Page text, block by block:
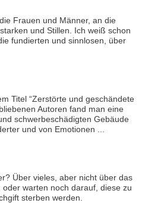
Frauen und Männer, an die
und Stillen. Ich weiß schon
fundierten und sinnlosen, über
Titel “Zerstörte und geschändete
Autoren fand man eine
schwerbeschädigten Gebäude
und von Emotionen ...
Über vieles, aber nicht über das
warten noch darauf, diese zu
sterben werden.